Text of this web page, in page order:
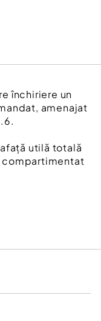
închiriere un
amenajat
utilă totală